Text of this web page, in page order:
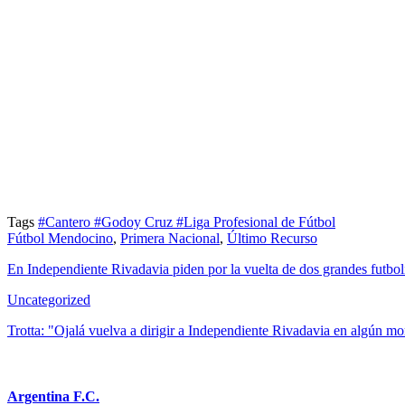
Tags #Cantero #Godoy Cruz #Liga Profesional de Fútbol
Fútbol Mendocino, Primera Nacional, Último Recurso
En Independiente Rivadavia piden por la vuelta de dos grandes
Uncategorized
Trotta: "Ojalá vuelva a dirigir a Independiente Rivadavia en algún
Argentina F.C.